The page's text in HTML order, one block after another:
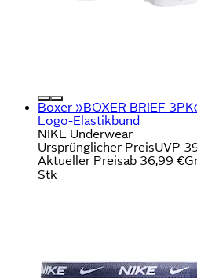
Boxer »BOXER BRIEF
Logo-Elastikbund
NIKE Underwear
Ursprünglicher PreisUVP
Aktueller Preisab 36,99 €
Stk